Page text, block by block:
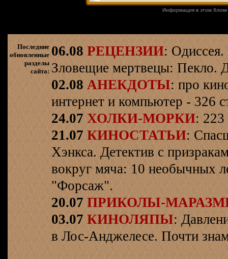
Информация в этом
Последние
обновленные
разделы
сайта:
06.08 РЕЦЕНЗИИ:
Зловещие мертвецы: Пекло.
02.08 АНЕКДОТЫ: про
интернет и компьютер - 326
24.07 ХОЛКИ-МОРКИ: 223
21.07 КИНОСТАТЬИ:
Хэнкса. Детектив с
вокруг мяча: 10 необычных
"Форсаж".
20.07 ПРИКОЛЫ-
03.07 КИНОЛЯПЫ:
в Лос-Анджелесе. Почти